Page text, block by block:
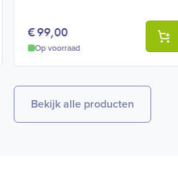
€99,00
Op voorraad
Bekijk alle producten